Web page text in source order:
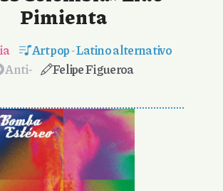
Pimienta
Art pop-Latino alternativo
Anti- Felipe Figueroa